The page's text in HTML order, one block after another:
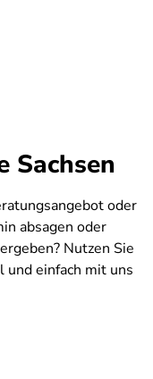
Sachsen
oder
absagen oder
Nutzen Sie
und einfach mit uns